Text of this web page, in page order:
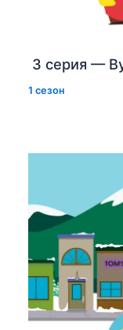
3 серия —
1 сезон